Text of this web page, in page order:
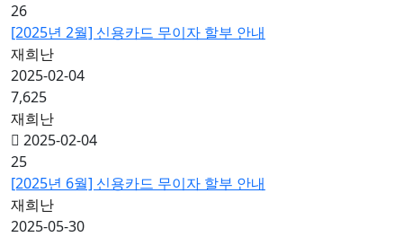
26
[2025년 2월] 신용카드 무이자 할부 안내
재희난
2025-02-04
7,625
재희난
2025-02-04
25
[2025년 6월] 신용카드 무이자 할부 안내
재희난
2025-05-30